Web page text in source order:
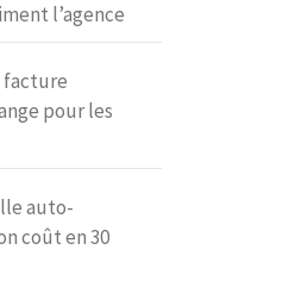
l’agence
facture
pour les
auto-
coût en 30